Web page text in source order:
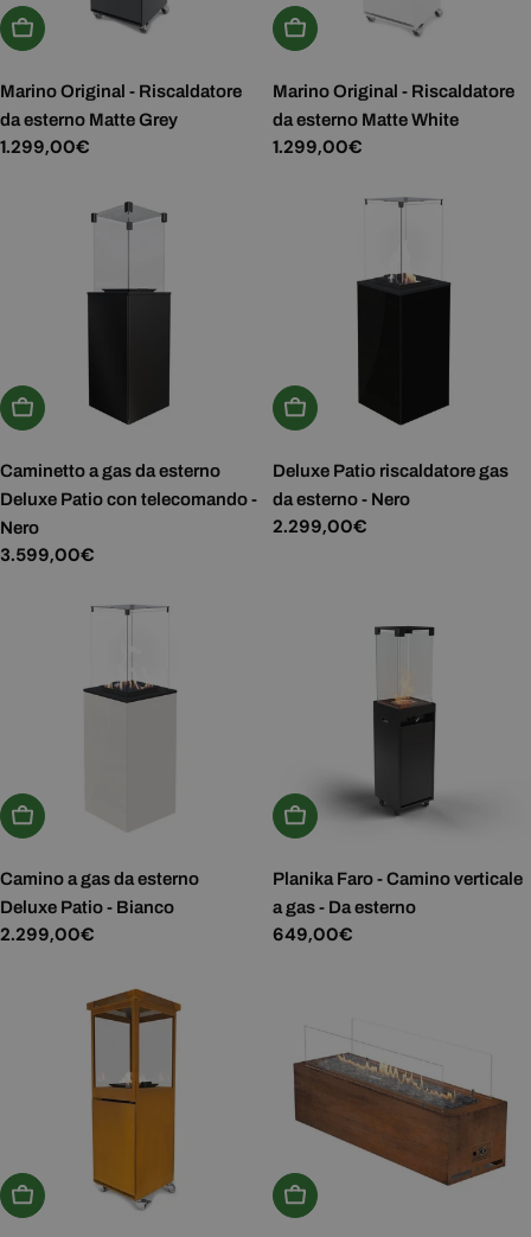
Aggiungi Al Carrello
Marino Original - Riscaldatore
da esterno Matte Grey
Prezzo
1.299,00€
Aggiungi Al Carrello
Marino Original - Riscaldatore
da esterno Matte White
Prezzo
1.299,00€
Aggiungi Al Carrello
Caminetto a gas da esterno
Deluxe Patio con telecomando -
Nero
Prezzo
3.599,00€
Aggiungi Al Carrello
Deluxe Patio riscaldatore gas
da esterno - Nero
Prezzo
2.299,00€
Aggiungi Al Carrello
Camino a gas da esterno
Deluxe Patio - Bianco
Prezzo
2.299,00€
Aggiungi Al Carrello
Planika Faro - Camino verticale
a gas - Da esterno
Prezzo
649,00€
Aggiungi Al Carrello Scegli Le Opzioni